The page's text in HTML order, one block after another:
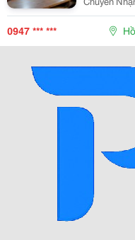
Pu, Đánh
Mới, Sửa
0947 *** ***